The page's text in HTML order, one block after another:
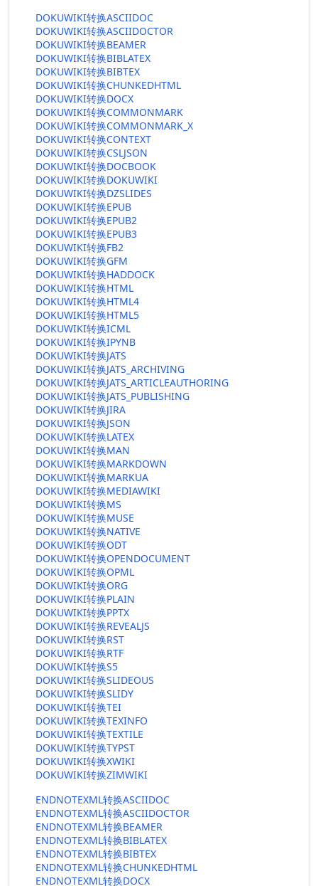
DOKUWIKI转换ASCIIDOC
DOKUWIKI转换ASCIIDOCTOR
DOKUWIKI转换BEAMER
DOKUWIKI转换BIBLATEX
DOKUWIKI转换BIBTEX
DOKUWIKI转换CHUNKEDHTML
DOKUWIKI转换DOCX
DOKUWIKI转换COMMONMARK
DOKUWIKI转换COMMONMARK_X
DOKUWIKI转换CONTEXT
DOKUWIKI转换CSLJSON
DOKUWIKI转换DOCBOOK
DOKUWIKI转换DOKUWIKI
DOKUWIKI转换DZSLIDES
DOKUWIKI转换EPUB
DOKUWIKI转换EPUB2
DOKUWIKI转换EPUB3
DOKUWIKI转换FB2
DOKUWIKI转换GFM
DOKUWIKI转换HADDOCK
DOKUWIKI转换HTML
DOKUWIKI转换HTML4
DOKUWIKI转换HTML5
DOKUWIKI转换ICML
DOKUWIKI转换IPYNB
DOKUWIKI转换JATS
DOKUWIKI转换JATS_ARCHIVING
DOKUWIKI转换JATS_ARTICLEAUTHORING
DOKUWIKI转换JATS_PUBLISHING
DOKUWIKI转换JIRA
DOKUWIKI转换JSON
DOKUWIKI转换LATEX
DOKUWIKI转换MAN
DOKUWIKI转换MARKDOWN
DOKUWIKI转换MARKUA
DOKUWIKI转换MEDIAWIKI
DOKUWIKI转换MS
DOKUWIKI转换MUSE
DOKUWIKI转换NATIVE
DOKUWIKI转换ODT
DOKUWIKI转换OPENDOCUMENT
DOKUWIKI转换OPML
DOKUWIKI转换ORG
DOKUWIKI转换PLAIN
DOKUWIKI转换PPTX
DOKUWIKI转换REVEALJS
DOKUWIKI转换RST
DOKUWIKI转换RTF
DOKUWIKI转换S5
DOKUWIKI转换SLIDEOUS
DOKUWIKI转换SLIDY
DOKUWIKI转换TEI
DOKUWIKI转换TEXINFO
DOKUWIKI转换TEXTILE
DOKUWIKI转换TYPST
DOKUWIKI转换XWIKI
DOKUWIKI转换ZIMWIKI
ENDNOTEXML转换ASCIIDOC
ENDNOTEXML转换ASCIIDOCTOR
ENDNOTEXML转换BEAMER
ENDNOTEXML转换BIBLATEX
ENDNOTEXML转换BIBTEX
ENDNOTEXML转换CHUNKEDHTML
ENDNOTEXML转换DOCX